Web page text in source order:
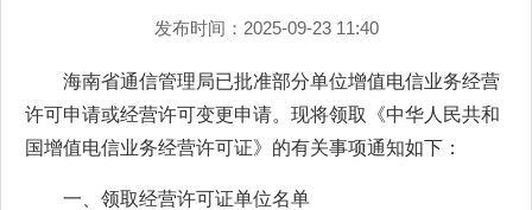
发布时间：2025-09-23 11:40
海南省通信管理局已批准部分单位增值电信业务经营
许可申请或经营许可变更申请。现将领取《中华人民共和
国增值电信业务经营许可证》的有关事项通知如下：
一、领取经营许可证单位名单